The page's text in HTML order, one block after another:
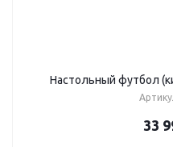
Настольный футбол
33